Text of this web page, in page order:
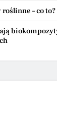
– co to?